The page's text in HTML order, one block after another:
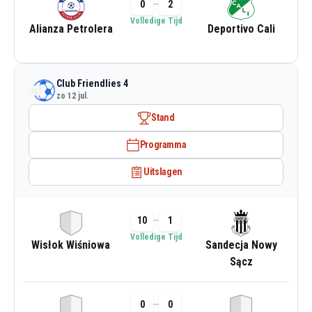
Alianza Petrolera
0 2
Volledige Tijd
Deportivo Cali
Club Friendlies 4
zo 12 jul.
Stand
Programma
Uitslagen
Wisłok Wiśniowa
10 1
Volledige Tijd
Sandecja Nowy
Sącz
0 0